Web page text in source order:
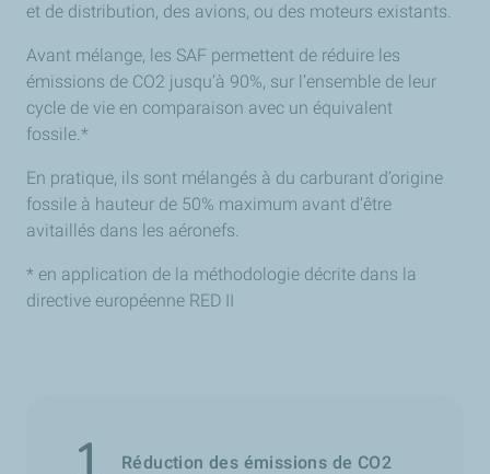
et de distribution, des avions, ou des moteurs existants.
Avant mélange, les SAF permettent de réduire les
émissions de CO2 jusqu’à 90%, sur l’ensemble de leur
cycle de vie en comparaison avec un équivalent
fossile.*
En pratique, ils sont mélangés à du carburant d’origine
fossile à hauteur de 50% maximum avant d’être
avitaillés dans les aéronefs.
* en application de la méthodologie décrite dans la
directive européenne RED II
Réduction des émissions de CO2